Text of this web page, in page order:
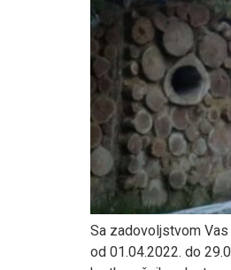
Sa zadovoljstvom
od 01.04.2022. do